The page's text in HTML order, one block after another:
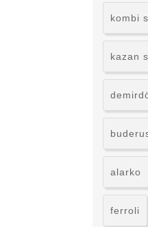
kombi
kazan
alarko
ferroli